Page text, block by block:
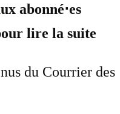
abonné⋅es
lire la suite
du Courrier des